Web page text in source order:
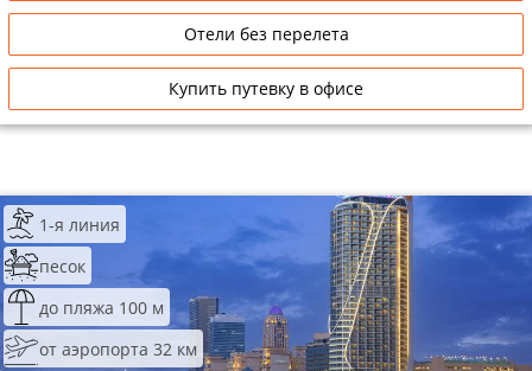
Отели без перелета
Купить путевку в офисе
1-я линия
песок
до пляжа 100 м
от аэропорта 32 км